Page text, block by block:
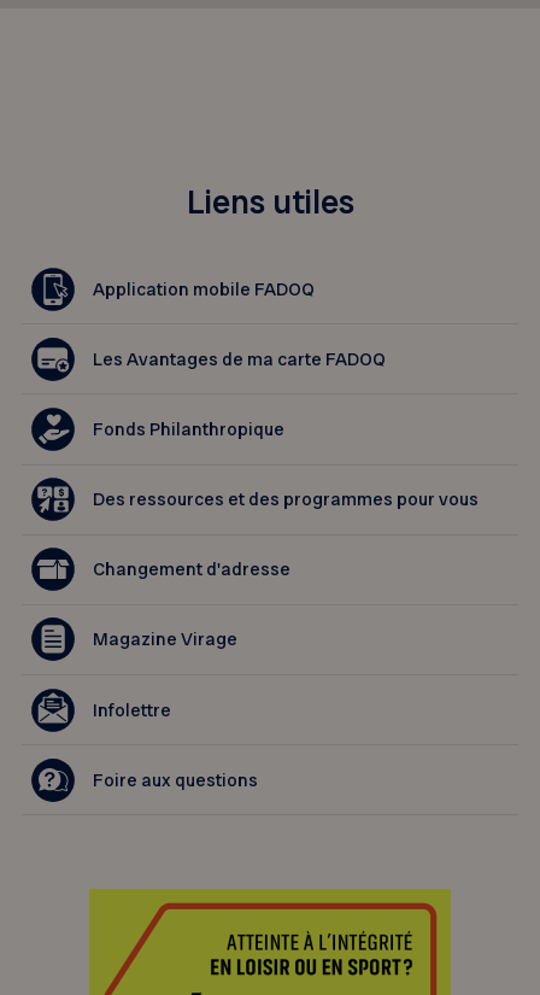
Liens utiles
Application mobile FADOQ
Les Avantages de ma carte FADOQ
Fonds Philanthropique
Des ressources et des programmes pour vous
Changement d'adresse
Magazine Virage
Infolettre
Foire aux questions